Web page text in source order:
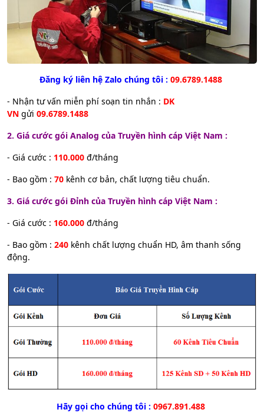
Đăng ký liên hệ Zalo chúng tôi : 09.6789.1488
- Nhận tư vấn miễn phí soạn tin nhắn : DK
VN gửi 09.6789.1488
2. Giá cước gói Analog của Truyền hình cáp Việt Nam :
- Giá cước : 110.000 đ/tháng
- Bao gồm : 70 kênh cơ bản, chất lượng tiêu chuẩn.
3. Giá cước gói Đỉnh của Truyền hình cáp Việt Nam :
- Giá cước : 160.000 đ/tháng
- Bao gồm : 240 kênh chất lượng chuẩn HD, âm thanh sống
động.
Hãy gọi cho chúng tôi : 0967.891.488